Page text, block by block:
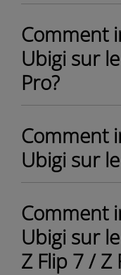
Comment
Ubigi sur
Pro?
Comment
Ubigi sur
Comment
Ubigi sur
Z Flip 7 / Z